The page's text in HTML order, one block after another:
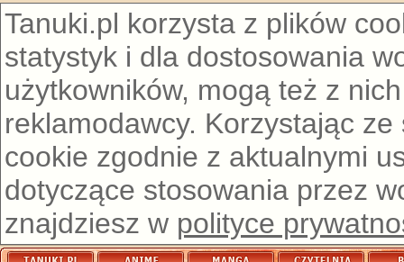
Tanuki.pl korzysta z plików
statystyk i dla dostosowania
użytkowników, mogą też z
reklamodawcy. Korzystając
cookie zgodnie z aktualnymi
dotyczące stosowania przez
znajdziesz w polityce